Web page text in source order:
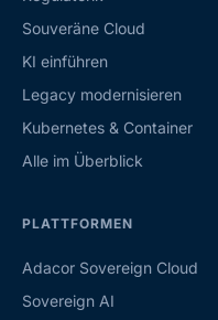
Souveräne Cloud
KI einführen
Legacy modernisieren
Kubernetes & Container
Alle im Überblick
PLATTFORMEN
Adacor Sovereign Cloud
Sovereign AI